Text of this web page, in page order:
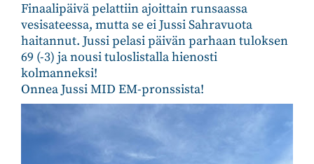
Finaalipäivä pelattiin ajoittain runsaassa
vesisateessa, mutta se ei Jussi Sahravuota
haitannut. Jussi pelasi päivän parhaan tuloksen
69 (-3) ja nousi tuloslistalla hienosti
kolmanneksi!
Onnea Jussi MID EM-pronssista!